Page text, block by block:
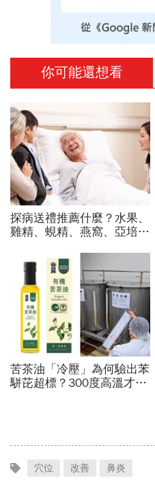
你可能還想看
探病送禮推薦什麼？水果、
雞精、蜆精、燕窩、亞培安
物：這4種最萬用「什麼病
住院都合適」
苦茶油「冷壓」為何驗出苯
駢芘超標？300度高溫才大
穴位 改善 鼻炎